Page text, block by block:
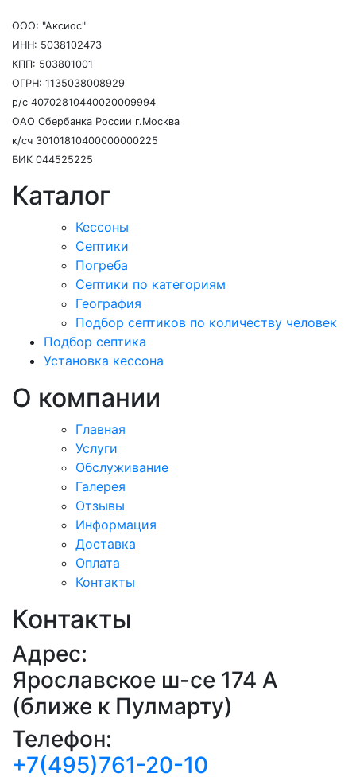
ООО: "Аксиос"
ИНН: 5038102473
КПП: 503801001
ОГРН: 1135038008929
р/с 40702810440020009994
ОАО Сбербанка России г.Москва
к/сч 30101810400000000225
БИК 044525225
Каталог
Кессоны
Септики
Погреба
Септики по категориям
География
Подбор септиков по количеству человек
Подбор септика
Установка кессона
О компании
Главная
Услуги
Обслуживание
Галерея
Отзывы
Информация
Доставка
Оплата
Контакты
Контакты
Адрес:
Ярославское ш-се 174 А
(ближе к Пулмарту)
Телефон:
+7(495)761-20-10